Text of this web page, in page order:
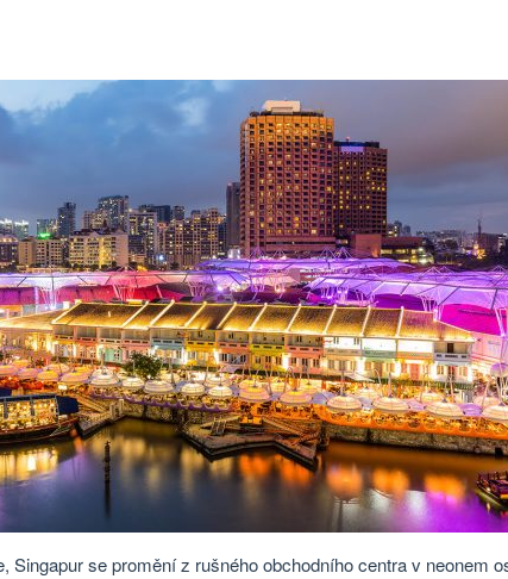
Singapur se promění z rušného obchodního centra v neonem